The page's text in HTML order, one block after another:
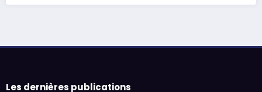
Les dernières publications